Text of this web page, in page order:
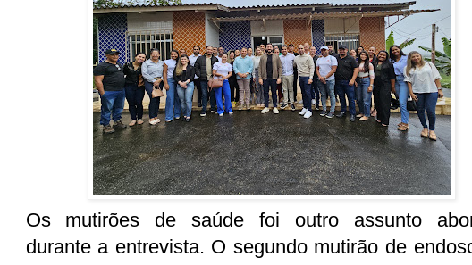
Os mutirões de saúde foi outro assunto
durante a entrevista. O segundo mutirão de